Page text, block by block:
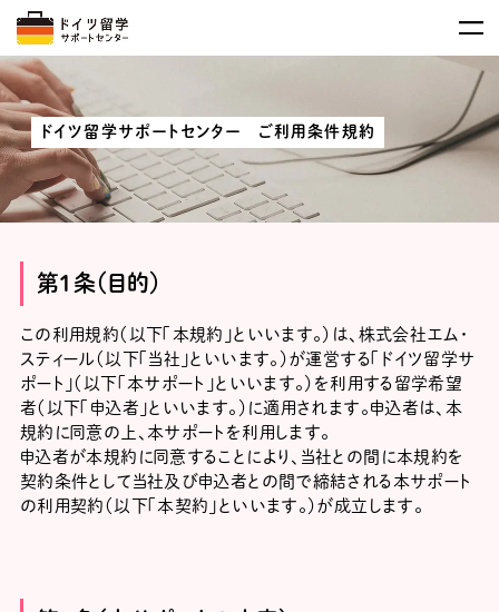
ドイツ留学サポートセンター ご利用条件規約
第１条（目的）
この利用規約（以下「本規約」といいます。）は、株式会社エム・
スティール（以下「当社」といいます。）が運営する「ドイツ留学サ
ポート」（以下「本サポート」といいます。）を利用する留学希望
者（以下「申込者」といいます。）に適用されます。申込者は、本
規約に同意の上、本サポートを利用します。
申込者が本規約に同意することにより、当社との間に本規約を
契約条件として当社及び申込者との間で締結される本サポート
の利用契約（以下「本契約」といいます。）が成立します。